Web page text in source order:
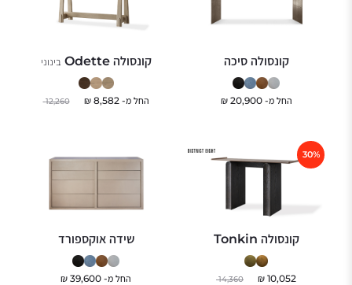
קונסולה סיכה
החל מ-20,900
₪
קונסולה Odette בינוני
החל מ- 8,582
₪
12,260
קונסולה Tonkin
30%
10,052
₪
14,360
שידה אוקספורד
החל מ- 39,600
₪